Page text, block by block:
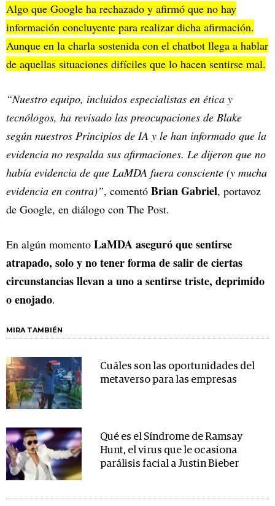
Algo que Google ha rechazado y afirmó que no hay
información concluyente para realizar dicha afirmación.
Aunque en la charla sostenida con el chatbot llega a hablar
de aquellas situaciones difíciles que lo hacen sentirse mal.
“Nuestro equipo, incluidos especialistas en ética y
tecnólogos, ha revisado las preocupaciones de Blake
según nuestros Principios de IA y le han informado que la
evidencia no respalda sus afirmaciones. Le dijeron que no
había evidencia de que LaMDA fuera consciente (y mucha
evidencia en contra)”, comentó Brian Gabriel, portavoz
de Google, en diálogo con The Post.
En algún momento LaMDA aseguró que sentirse
atrapado, solo y no tener forma de salir de ciertas
circunstancias llevan a uno a sentirse triste, deprimido
o enojado.
MIRA TAMBIÉN
Cuáles son las oportunidades del
metaverso para las empresas
Qué es el Síndrome de Ramsay
Hunt, el virus que le ocasiona
parálisis facial a Justin Bieber